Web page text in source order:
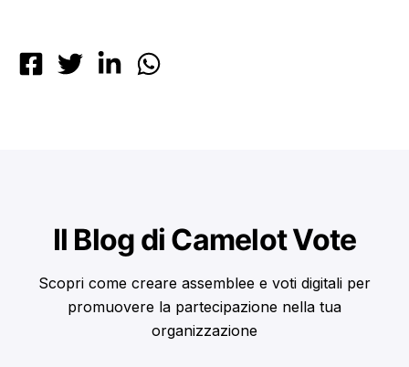
Il Blog di Camelot Vote
Scopri come creare assemblee e voti digitali per
promuovere la partecipazione nella tua
organizzazione